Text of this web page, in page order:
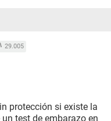
29.005
protección si existe la
test de embarazo en